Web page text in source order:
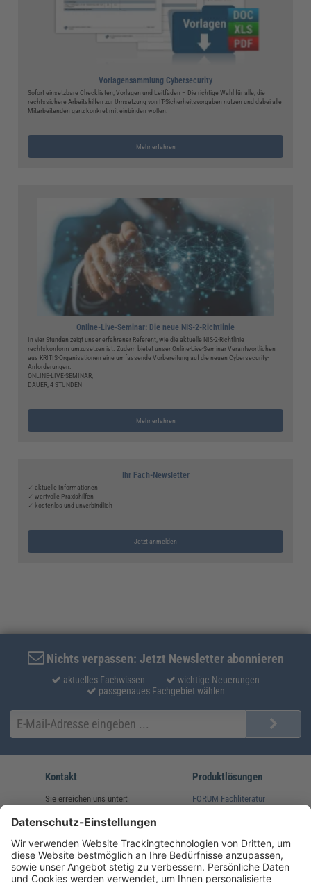
Vorlagensammlung Cybersecurity
Sofort einsetzbare Checklisten, Vorlagen und Leitfäden – Die richtige Wahl für alle, die
rechtssichere Arbeitshilfen zur Umsetzung von IT-Sicherheitsvorgaben nutzen und dabei alle
Mitarbeitenden ganz konkret mit einbinden wollen.
Mehr erfahren
Online-Live-Seminar: Die neue NIS-2-Richtlinie
In vier Stunden zeigt unser erfahrener Referent, wie die aktuelle NIS-2-Richtlinie
rechtskonform umzusetzen ist. Zudem bietet unser Online-Live-Seminar Verantwortlichen
aus KRITIS-Organisationen eine umfassende Vorbereitung auf die neuen Cybersecurity-
Anforderungen.
ONLINE-LIVE-SEMINAR,
DAUER, 4 STUNDEN
Mehr erfahren
Ihr Fach-Newsletter
✓ aktuelle Informationen
✓ wertvolle Praxishilfen
✓ kostenlos und unverbindlich
Jetzt anmelden
Nichts verpassen: Jetzt Newsletter abonnieren
aktuelles Fachwissen
wichtige Neuerungen
passgenaues Fachgebiet wählen
Kontakt
Sie erreichen uns unter:
(08233) 38 11 23
service@forum-verlag.com
Mo-Do 07:30 - 17:00 Uhr
Fr 07:30 - 15:00 Uhr
Produktlösungen
FORUM Fachliteratur